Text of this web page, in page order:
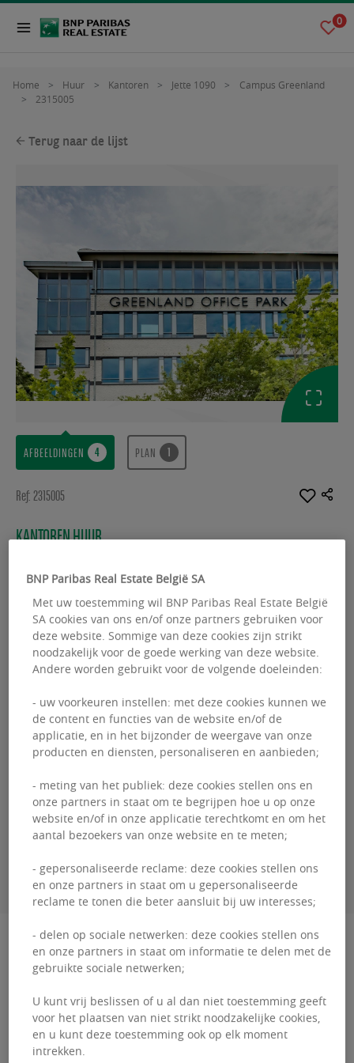
0
Home Huur Kantoren Jette 1090
Campus Greenland
2315005
Terug naar de lijst
AFBEELDINGEN PLAN
Ref: 2315005
KANTOREN HUUR
Avenue du Bourgmestre Etienne Demunter 1-
3-5 - 1090 Jette
Beschikbare oppervlakte :
2276.00 m²
GuillaumeDEWAEL
+3226431035
Beschrijving
een grote verscheidenheid aan kantoorruimtes.
De drie gebouwen liggen ondergedompeld in
een halve hectare v...
BNP Paribas Real Estate België SA
Met uw toestemming wil BNP Paribas Real Estate België
SA cookies van ons en/of onze partners gebruiken voor
deze website. Sommige van deze cookies zijn strikt
noodzakelijk voor de goede werking van deze website.
Andere worden gebruikt voor de volgende doeleinden:
- uw voorkeuren instellen: met deze cookies kunnen we
de content en functies van de website en/of de
applicatie, en in het bijzonder de weergave van onze
producten en diensten, personaliseren en aanbieden;
- meting van het publiek: deze cookies stellen ons en
onze partners in staat om te begrijpen hoe u op onze
website en/of in onze applicatie terechtkomt en om het
aantal bezoekers van onze website en te meten;
- gepersonaliseerde reclame: deze cookies stellen ons
en onze partners in staat om u gepersonaliseerde
reclame te tonen die beter aansluit bij uw interesses;
- delen op sociale netwerken: deze cookies stellen ons
en onze partners in staat om informatie te delen met de
gebruikte sociale netwerken;
U kunt vrij beslissen of u al dan niet toestemming geeft
voor het plaatsen van niet strikt noodzakelijke cookies,
en u kunt deze toestemming ook op elk moment
intrekken.